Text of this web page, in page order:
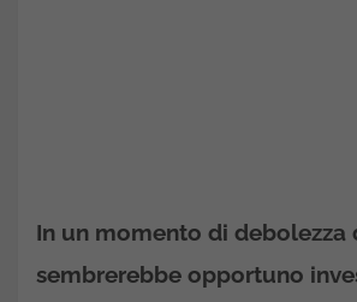
In un momento di debolezza
sembrerebbe opportuno